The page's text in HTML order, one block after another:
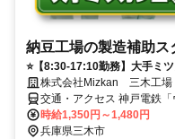
納豆工場の製造補助ス
⭐【8:30-17:10勤務】大手ミ
株式会社Mizkan 三木工場
交通・アクセス 神戸電鉄
で7分/北摂三田テクノパー
時給1,350円～1,480円
兵庫県三木市